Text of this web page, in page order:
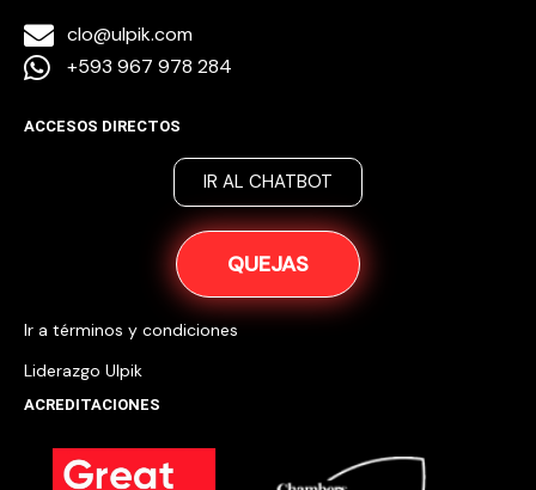
clo@ulpik.com
+593 967 978 284
ACCESOS DIRECTOS
IR AL CHATBOT
QUEJAS
Ir a términos y condiciones
Liderazgo Ulpik
ACREDITACIONES